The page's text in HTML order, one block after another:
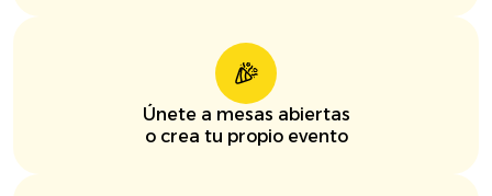
Únete a mesas abiertas
o crea tu propio evento